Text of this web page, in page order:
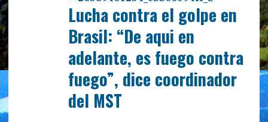
Lucha contra el golpe en
Brasil: “De aqui en
adelante, es fuego contra
fuego”, dice coordinador
del MST